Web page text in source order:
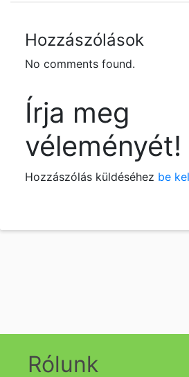
Hozzászólások
No comments found.
Írja meg
véleményét!
Hozzászólás küldéséhez be
Rólunk